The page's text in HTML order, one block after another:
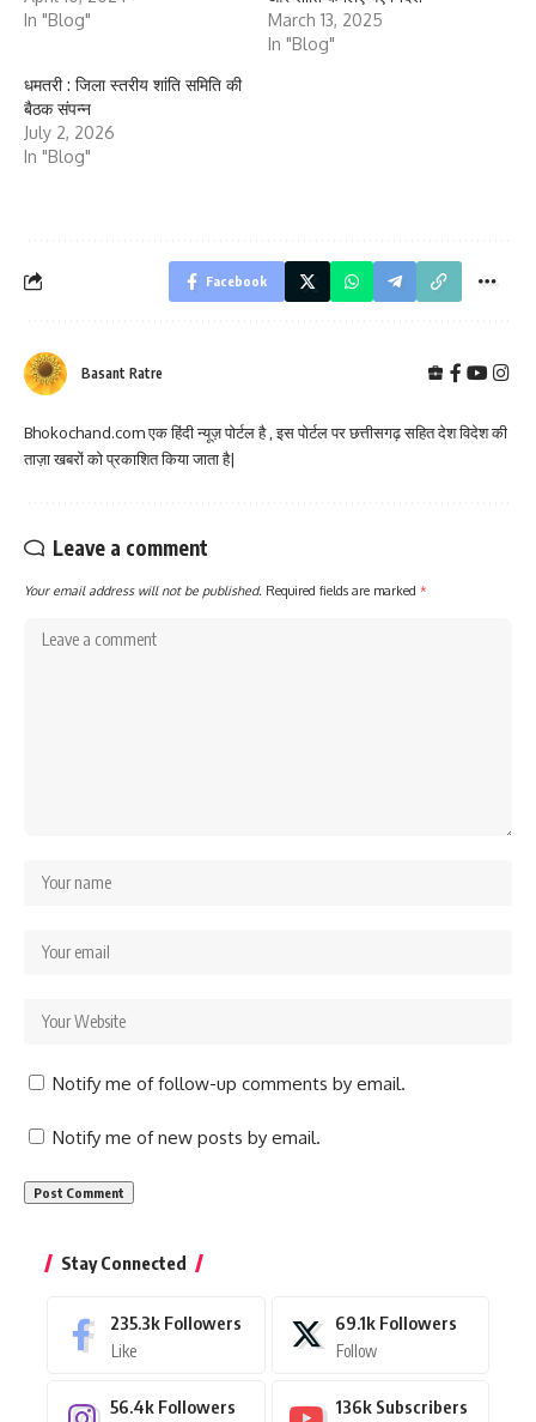
In "Blog"
March 13, 2025
In "Blog"
धमतरी : जिला स्तरीय शांति समिति की
बैठक संपन्न
July 2, 2026
In "Blog"
Facebook
Basant Ratre
Bhokochand.com एक हिंदी न्यूज़ पोर्टल है , इस पोर्टल पर छत्तीसगढ़ सहित देश विदेश की
ताज़ा खबरों को प्रकाशित किया जाता है|
Leave a comment
Your email address will not be published. Required fields are marked *
Notify me of follow-up comments by email.
Notify me of new posts by email.
Stay Connected
235.3k Followers
Like
69.1k Followers
Follow
56.4k Followers 136k Subscribers